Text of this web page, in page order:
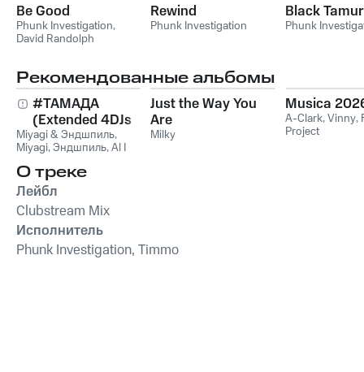
Be Good
Phunk Investigation,
David Randolph
Rewind
Phunk Investigation
Black
Phunk
Рекомендованные альбомы
#ТАМАДА
(Extended 4DJs
Pack)
Miyagi & Эндшпиль,
Miyagi,Эндшпиль,Al I
Just the Way You
Are
Milky
Musica
A-Clark,Vinny,
Project
О треке
Лейбл
Clubstream Mix
Исполнитель
Phunk Investigation, Timmo